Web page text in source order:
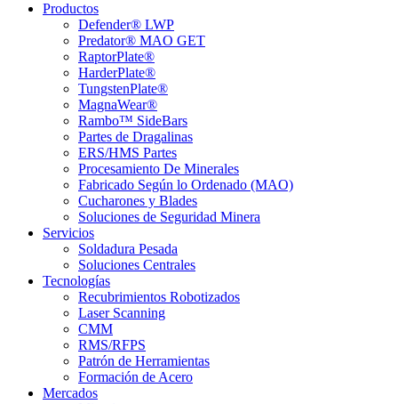
Productos
Defender® LWP
Predator® MAO GET
RaptorPlate®
HarderPlate®
TungstenPlate®
MagnaWear®
Rambo™ SideBars
Partes de Dragalinas
ERS/HMS Partes
Procesamiento De Minerales
Fabricado Según lo Ordenado (MAO)
Cucharones y Blades
Soluciones de Seguridad Minera
Servicios
Soldadura Pesada
Soluciones Centrales
Tecnologías
Recubrimientos Robotizados
Laser Scanning
CMM
RMS/RFPS
Patrón de Herramientas
Formación de Acero
Mercados